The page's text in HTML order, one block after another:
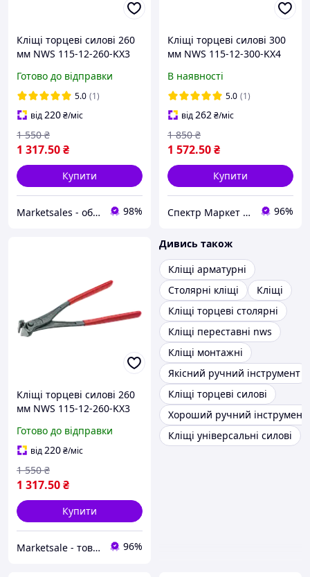
Кліщі торцеві силові 260
мм NWS 115-12-260-KX3
Готово до відправки
5.0 (1)
від220₴/міс
1 317.50₴
1 550 ₴
Купити
Marketsales - обладнання та інструменти 98%
Кліщі торцеві силові 300
мм NWS 115-12-300-KX4
В наявності
5.0 (1)
від262₴/міс
1 572.50₴
1 850 ₴
Купити
Спектр Маркет - професійне обладнання та інструмент 96%
Кліщі торцеві силові 260
мм NWS 115-12-260-KX3
Готово до відправки
від220₴/міс
1 317.50₴
1 550 ₴
Купити
Marketsale - товари зі знижкою 96%
Дивись також
Кліщі арматурні
Столярні кліщі
Кліщі
Кліщі торцеві столярні
Кліщі переставні nws
Кліщі монтажні
Якісний ручний інструмент
Кліщі торцеві силові
Хороший ручний інструмент
Кліщі універсальні силові